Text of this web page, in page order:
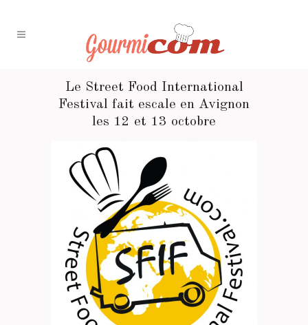
Le Street Food International
Festival fait escale en Avignon
les 12 et 13 octobre